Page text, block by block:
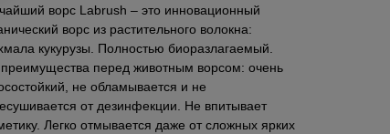
ворс Labrush – это инновационный
ворс из растительного волокна:
кукурузы. Полностью биоразлагаемый.
преимущества перед животным ворсом: очень
не обламывается и не
от дезинфекции. Не впитывает
Легко отмывается даже от сложных ярких